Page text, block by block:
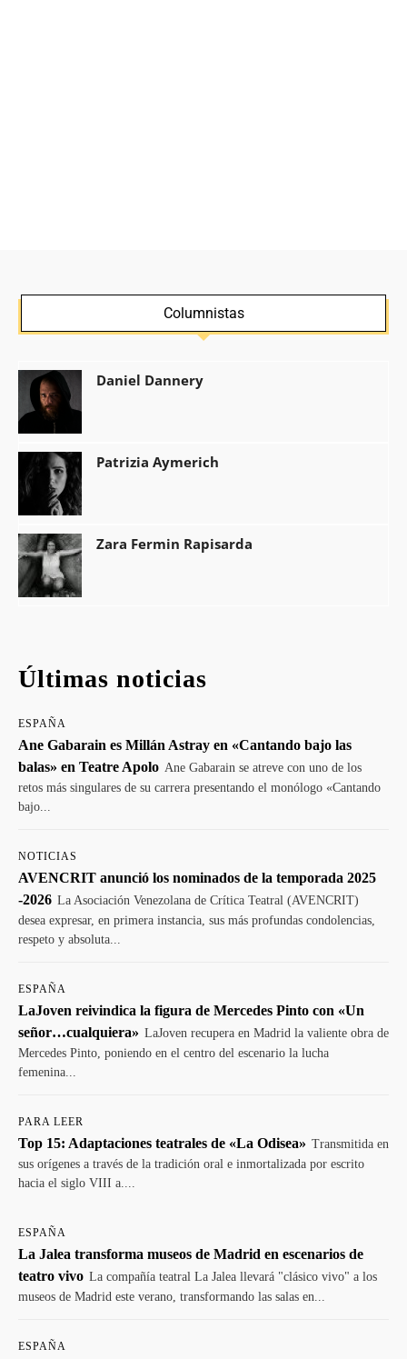
Columnistas
Daniel Dannery
Patrizia Aymerich
Zara Fermin Rapisarda
Últimas noticias
ESPAÑA
Ane Gabarain es Millán Astray en «Cantando bajo las
balas» en Teatre Apolo Ane Gabarain se atreve con uno de los
retos más singulares de su carrera presentando el monólogo «Cantando
bajo...
NOTICIAS
AVENCRIT anunció los nominados de la temporada 2025
-2026 La Asociación Venezolana de Crítica Teatral (AVENCRIT)
desea expresar, en primera instancia, sus más profundas condolencias,
respeto y absoluta...
ESPAÑA
LaJoven reivindica la figura de Mercedes Pinto con «Un
señor…cualquiera» LaJoven recupera en Madrid la valiente obra de
Mercedes Pinto, poniendo en el centro del escenario la lucha
femenina...
PARA LEER
Top 15: Adaptaciones teatrales de «La Odisea» Transmitida en
sus orígenes a través de la tradición oral e inmortalizada por escrito
hacia el siglo VIII a....
ESPAÑA
La Jalea transforma museos de Madrid en escenarios de
teatro vivo La compañía teatral La Jalea llevará "clásico vivo" a los
museos de Madrid este verano, transformando las salas en...
ESPAÑA